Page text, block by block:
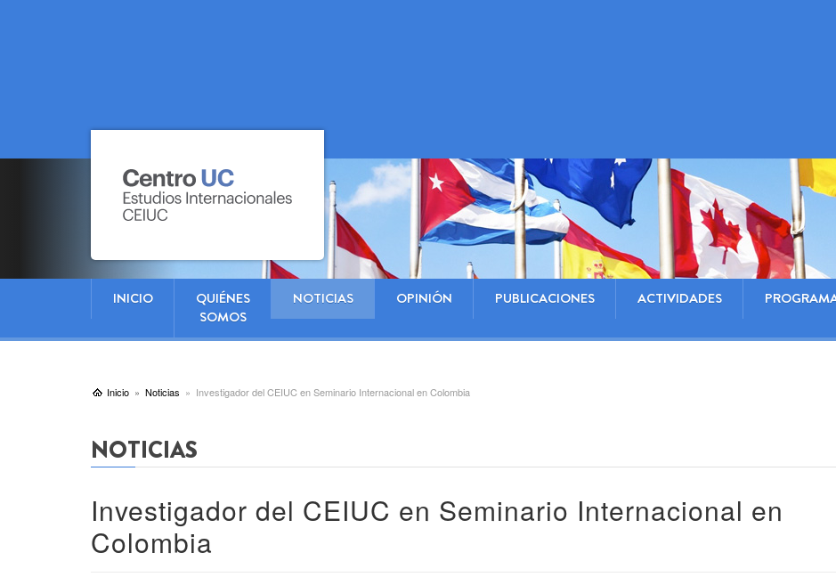
INICIO
QUIÉNES
SOMOS
NOTICIAS OPINIÓN PUBLICACIONES ACTIVIDADES
Inicio Noticias Investigador del CEIUC en Seminario Internacional en Colombia
NOTICIAS
Investigador del CEIUC en Seminario Internacional en
Colombia